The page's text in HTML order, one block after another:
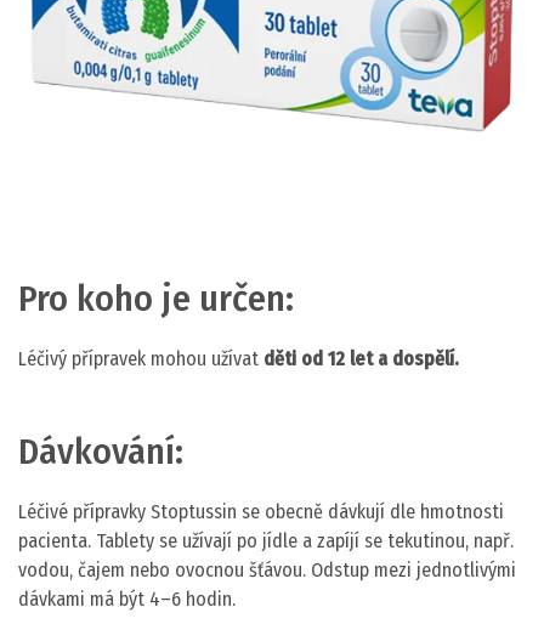
Pro koho je určen:
Léčivý přípravek mohou užívat děti od 12 let a dospělí.
Dávkování:
Léčivé přípravky Stoptussin se obecně dávkují dle hmotnosti
pacienta. Tablety se užívají po jídle a zapíjí se tekutinou, např.
vodou, čajem nebo ovocnou šťávou. Odstup mezi jednotlivými
dávkami má být 4–6 hodin.